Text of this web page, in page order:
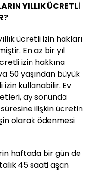
YILLIK ÜCRETLİ
ücretli izin hakları
En az bir yıl
izin hakkına
50 yaşından büyük
kullanabilir. Ev
ay sonunda
ilişkin ücretin
olarak ödenmesi
haftada bir gün de
45 saati aşan